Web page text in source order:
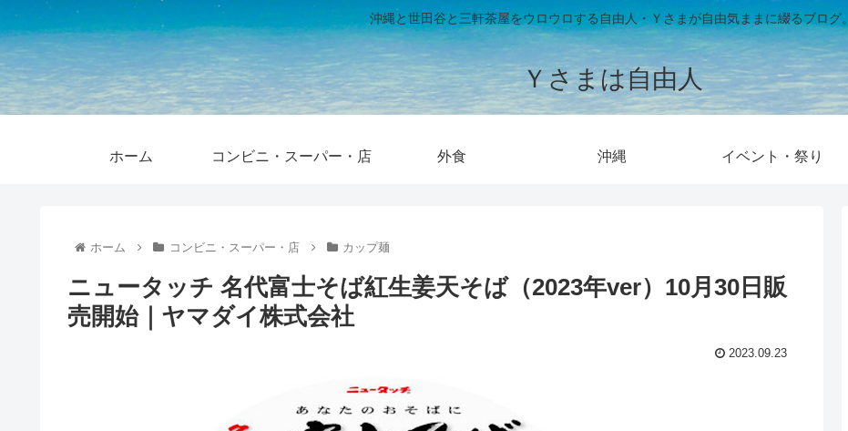
沖縄と世田谷と三軒茶屋をウロウロする自由人・Ｙさまが自由気ままに綴るブログ。
Ｙさまは自由人
ホーム コンビニ・スーパー・店 外食 沖縄 イベント・祭り
ホーム コンビニ・スーパー・店 カップ麺
ニュータッチ 名代富士そば紅生姜天そば（2023年ver）10月30日販
売開始｜ヤマダイ株式会社
2023.09.23